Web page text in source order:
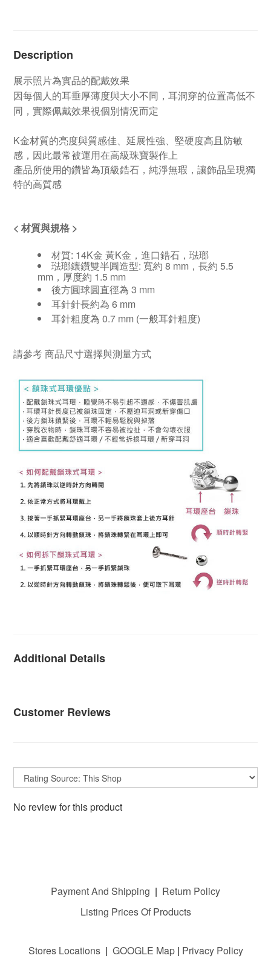
Description
展示照片為實品的配戴效果
因每個人的耳垂厚薄度與大小不同，耳洞穿的位置高低不
同，實際佩戴效果視個別情況而定
K金材質的亮度與質感佳、延展性強、堅硬度高且防敏
感，因此最常被運用在高級珠寶製作上
產品所使用的鑽皆為頂級鋯石，純淨無瑕，讓飾品呈現獨
特的高質感
< 材質與規格 >
材質: 14K金 黃K金，進口鋯石，琺瑯
琺瑯鑲鑽雙半圓造型: 寬約 8 mm，長約 5.5
mm，厚度約 1.5 mm
後方圓球圓直徑為 3 mm
耳針針長約為 6 mm
耳針粗度為 0.7 mm (一般耳針粗度)
請參考商品尺寸選擇與測量方式
Additional Details
Customer Reviews
No review for this product
Payment And Shipping | Return Policy
Listing Prices Of Products
Stores Locations | GOOGLE Map | Privacy Policy